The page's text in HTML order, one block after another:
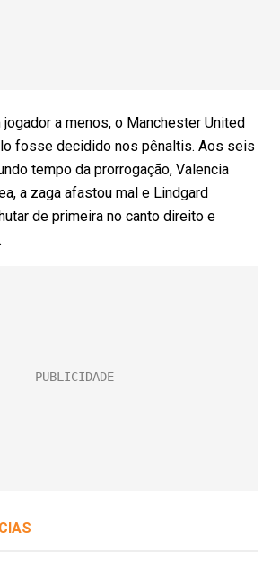
a menos, o Manchester United
fosse decidido nos pênaltis. Aos seis
tempo da prorrogação, Valencia
a zaga afastou mal e Lindgard
de primeira no canto direito e